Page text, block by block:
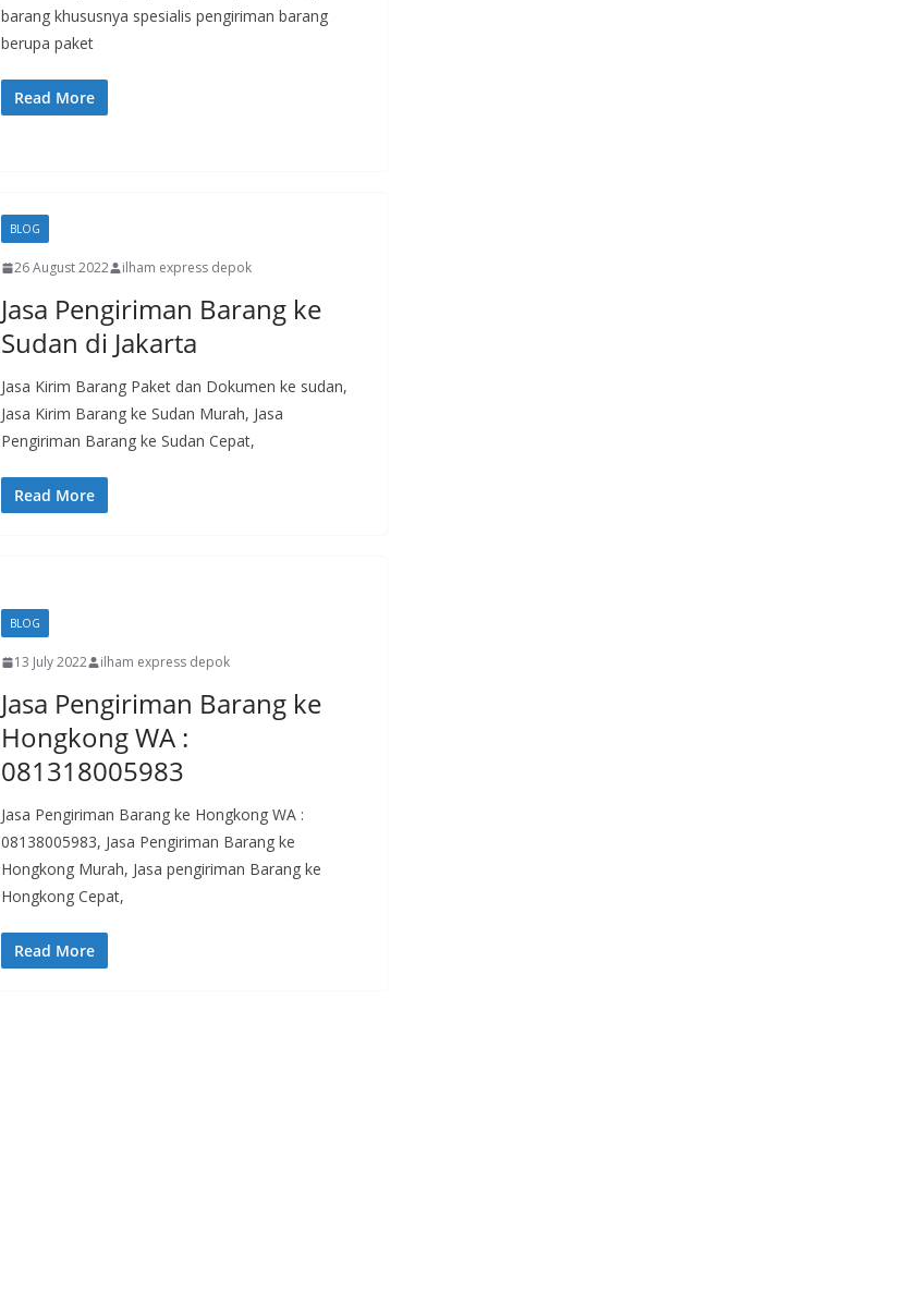
barang khususnya spesialis pengiriman barang
berupa paket
Read More
BLOG
26 August 2022 ilham express depok
Jasa Pengiriman Barang ke
Sudan di Jakarta
Jasa Kirim Barang Paket dan Dokumen ke sudan,
Jasa Kirim Barang ke Sudan Murah, Jasa
Pengiriman Barang ke Sudan Cepat,
Read More
BLOG
13 July 2022 ilham express depok
Jasa Pengiriman Barang ke
Hongkong WA :
081318005983
Jasa Pengiriman Barang ke Hongkong WA :
08138005983, Jasa Pengiriman Barang ke
Hongkong Murah, Jasa pengiriman Barang ke
Hongkong Cepat,
Read More